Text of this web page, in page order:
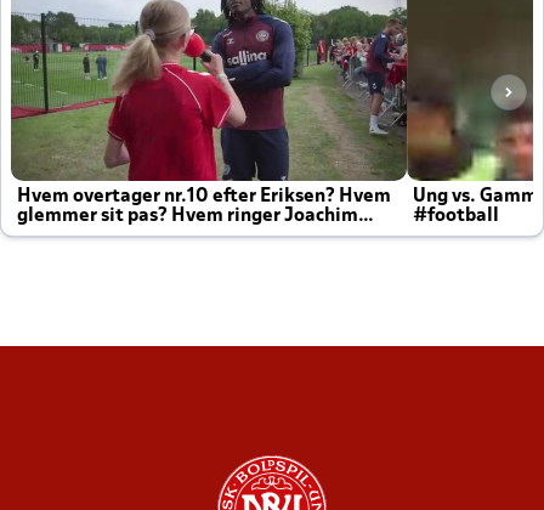
Hvem overtager nr.10 efter Eriksen? Hvem
glemmer sit pas? Hvem ringer Joachim
altid til efter kampe?
Ung vs.
#football